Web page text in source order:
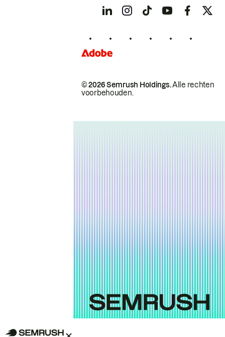
© 2026 Semrush Holdings.Alle rechten
voorbehouden.